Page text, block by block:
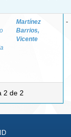
Martínez
Barrios,
Vicente
-
2 de 2